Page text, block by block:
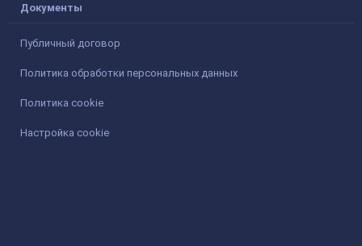
Документы
Публичный договор
Политика обработки персональных данных
Политика cookie
Настройка cookie